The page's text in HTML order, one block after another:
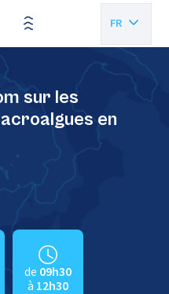
FR
sur les
en
de 09h30
à 12h30